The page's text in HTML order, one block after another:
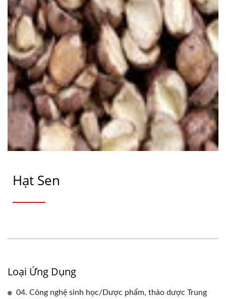
Hạt Sen
Loại Ứng Dụng
04. Công nghệ sinh học/Dược phẩm, thảo dược Trung